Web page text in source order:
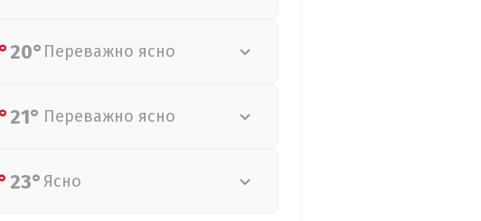
20° Переважно ясно
21° Переважно ясно
23° Ясно